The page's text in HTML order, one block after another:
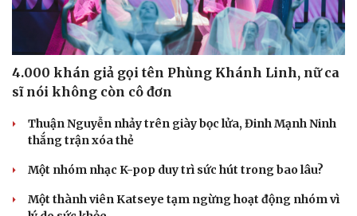
4.000 khán giả gọi tên Phùng Khánh Linh, nữ ca
sĩ nói không còn cô đơn
Thuận Nguyễn nhảy trên giày bọc lửa, Đinh Mạnh Ninh
thắng trận xóa thẻ
Một nhóm nhạc K-pop duy trì sức hút trong bao lâu?
Một thành viên Katseye tạm ngừng hoạt động nhóm vì